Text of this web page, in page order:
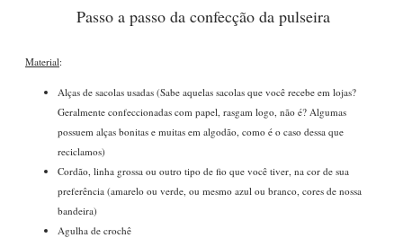
Passo a passo da confecção da pulseira
Material:
Alças de sacolas usadas (Sabe aquelas sacolas que você recebe em lojas?
Geralmente confeccionadas com papel, rasgam logo, não é? Algumas
possuem alças bonitas e muitas em algodão, como é o caso dessa que
reciclamos)
Cordão, linha grossa ou outro tipo de fio que você tiver, na cor de sua
preferência (amarelo ou verde, ou mesmo azul ou branco, cores de nossa
bandeira)
Agulha de crochê